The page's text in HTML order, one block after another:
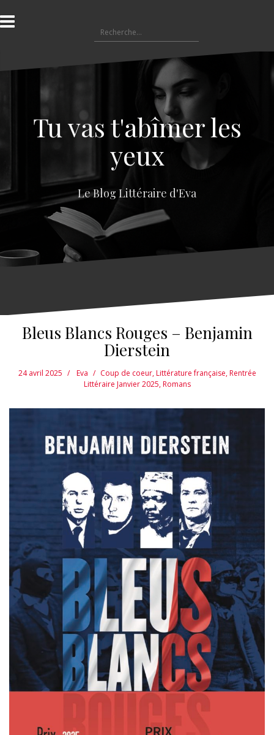
l
a
e
e
Tu vas t'abîmer les
yeux
Le Blog Littéraire d'Eva
Bleus Blancs Rouges – Benjamin
Dierstein
24 avril 2025 Eva Coup de coeur,Littérature française,Rentrée
Littéraire Janvier 2025,Romans